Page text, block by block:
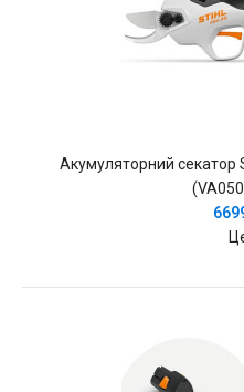
Акумуляторний секатор